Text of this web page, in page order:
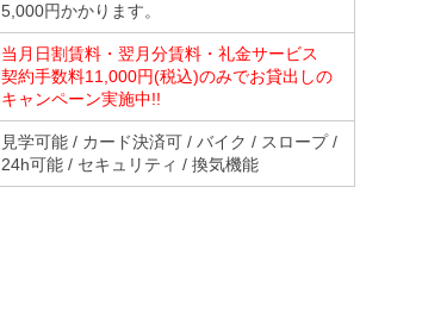
5,000円かかります。
当月日割賃料・翌月分賃料・礼金サービス
契約手数料11,000円(税込)のみでお貸出しの
キャンペーン実施中!!
見学可能 / カード決済可 / バイク / スロープ /
24h可能 / セキュリティ / 換気機能